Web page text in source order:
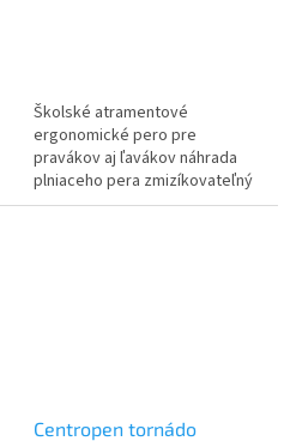
Školské atramentové
ergonomické pero pre
pravákov aj ľavákov náhrada
plniaceho pera zmizíkovateľný
atrament obsah atramentu
Centropen tornádo